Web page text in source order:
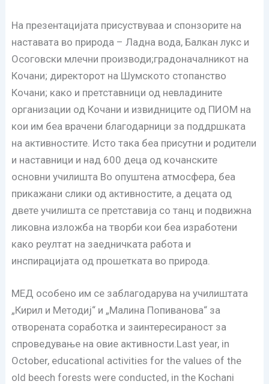
На презентацијата присуствуваа и спонзорите на
наставата во природа – Ладна вода, Балкан лукс и
Осоговски млечни производи;градоначалникот на
Кочани; директорот на Шумското стопанство
Кочани; како и претставници од невладините
организации од Кочани и извидниците од ПИОМ на
кои им беа врачени благодарници за поддршката
на активностите. Исто така беа присутни и родители
и наставници и над 600 деца од кочанските
основни училишта Во опуштена атмосфера, беа
прикажани слики од активностите, а децата од
двете училишта се претставија со танц и подвижна
ликовна изложба на творби кои беа изработени
како реултат на заедничката работа и
инспирацијата од прошетката во природа.
МЕД особено им се заблагодарува на училиштата
„Кирил и Методиј“ и „Малина Попиванова“ за
отворената соработка и заинтересираност за
спроведување на овие активности. Last year, in
October, educational activities for the values of the
old beech forests were conducted, in the Kochani